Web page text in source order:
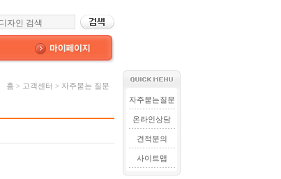
홈 > 고객센터 > 자주묻는 질문
자주묻는질문
온라인상담
견적문의
사이트맵